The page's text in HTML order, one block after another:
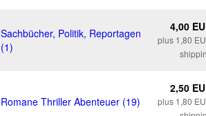
Sachbücher, Politik, Reportagen
(1)
4,00
plus 1,80
Romane Thriller Abenteuer (19)
2,50
plus 1,80